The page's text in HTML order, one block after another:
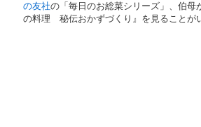
の友社の「毎日のお総菜シリーズ」、伯母
の料理 秘伝おかずづくり』を見ることがい